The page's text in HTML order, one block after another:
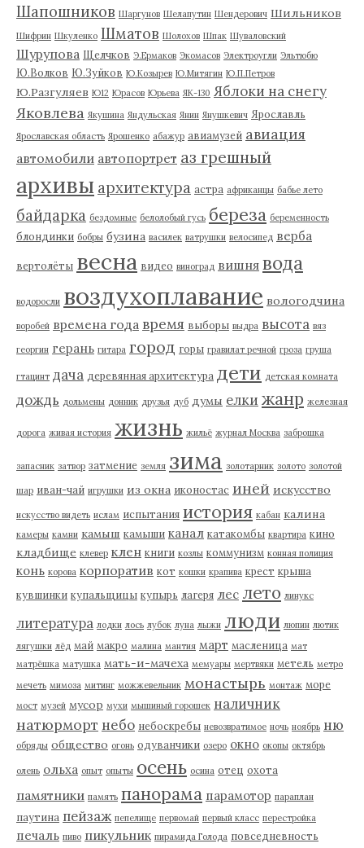
Шапошников Шаргунов Шелапутин Шендерович Шильников
Шифрин Шкуленко Шматов Шолохов Шпак Шуваловский
Шурупова Щелчков Э.Ермаков Экомасов Электроугли Эльтюбю
Ю.Волков Ю.Зуйков Ю.Козырев Ю.Митягин Ю.П.Петров
Ю.Разгуляев Ю12 Юрасов Юрьева ЯК-130 Яблоки на снегу
Яковлева Якушина Яндульская Янин Янушкевич Ярославль
Ярославская область Ярошенко абажур авиамузей авиация
автомобили автопортрет аз грешный
архивы архитектура астра африканцы бабье лето
байдарка бездомные белолобый гусь береза беременность
блондинки бобры бузина василек ватрушки велосипед верба
вертолёты весна видео виноград вишня вода
водоросли воздухоплавание вологодчина
воробей времена года время выборы выдра высота вяз
георгин герань гитара город горы гравилат речной гроза груша
гтацинт дача деревянная архитектура дети детская комната
дождь дольмены донник друзья дуб думы елки жанр железная
дорога живая история жизнь жильё журнал Москва заброшка
запасник затвор затмение земля зима золотарник золото золотой
шар иван-чай игрушки из окна иконостас иней искусство
искусство видеть ислам испытания история кабан калина
камеры камни камыш камыши канал катакомбы квартира кино
кладбище клевер клен книги козлы коммунизм конная полиция
конь корова корпоратив кот кошки крапива крест крыша
кувшинки купальщицы купырь лагеря лес лето линукс
литература лодки лось лубок луна лыжи люди люпин лютик
лягушки лёд май макро малина мантия март масленица мат
матрёшка матушка мать-и-мачеха мемуары мертвяки метель метро
мечеть мимоза митинг можжевельник монастырь монтаж море
мост музей мусор мухи мышиный горошек наличник
натюрморт небо небоскребы невозвратимое ночь ноябрь ню
обряды общество огонь одуванчики озеро окно окопы октябрь
олень ольха опыт опыты осень осина отец охота
памятники память панорама парамотор параплан
паутина пейзаж пепелище первомай первый класс перестройка
печаль пиво пикульник пирамида Голода повседневность